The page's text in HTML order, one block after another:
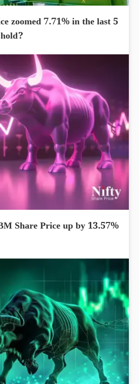
zoomed 7.71% in the last 5
Share Price up by 13.57%